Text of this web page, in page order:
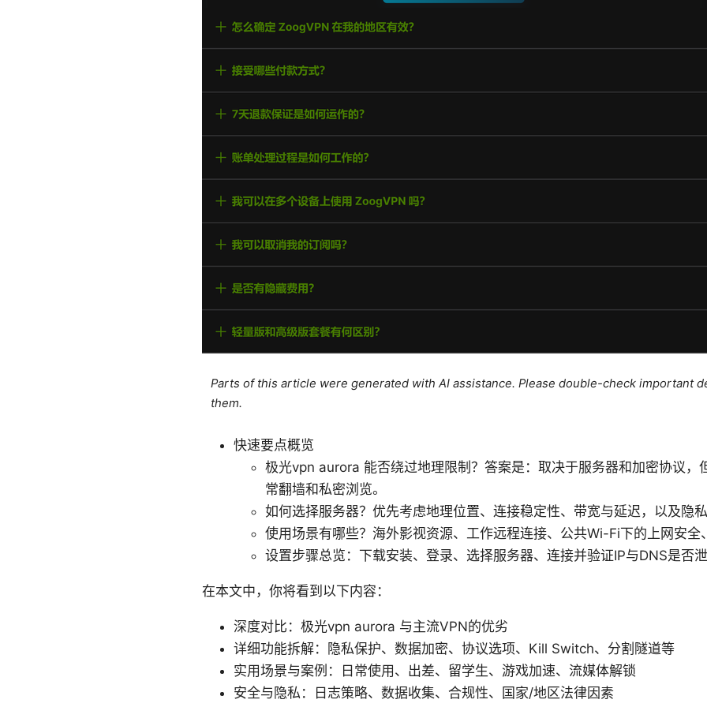
Parts of this article were generated with AI assistance. Please double-check important
them.
快速要点概览
极光vpn aurora 能否绕过地理限制？答案是：取决于服务器和加密协议，
常翻墙和私密浏览。
如何选择服务器？优先考虑地理位置、连接稳定性、带宽与延迟，以及隐
使用场景有哪些？海外影视资源、工作远程连接、公共Wi-Fi下的上网安全
设置步骤总览：下载安装、登录、选择服务器、连接并验证IP与DNS是否
在本文中，你将看到以下内容：
深度对比：极光vpn aurora 与主流VPN的优劣
详细功能拆解：隐私保护、数据加密、协议选项、Kill Switch、分割隧道等
实用场景与案例：日常使用、出差、留学生、游戏加速、流媒体解锁
安全与隐私：日志策略、数据收集、合规性、国家/地区法律因素